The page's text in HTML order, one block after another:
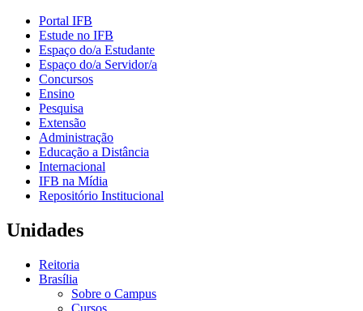
Portal IFB
Estude no IFB
Espaço do/a Estudante
Espaço do/a Servidor/a
Concursos
Ensino
Pesquisa
Extensão
Administração
Educação a Distância
Internacional
IFB na Mídia
Repositório Institucional
Unidades
Reitoria
Brasília
Sobre o Campus
Cursos